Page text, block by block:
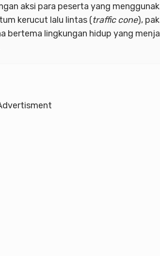
aksi para peserta yang
kerucut lalu lintas (traffic cone),
bertema lingkungan hidup yang